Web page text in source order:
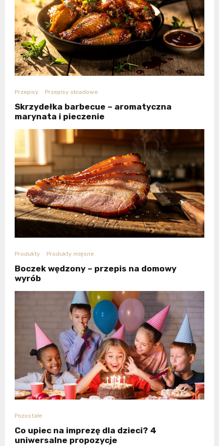
Przepisy Przepisy obiadowe
Skrzydełka barbecue – aromatyczna
marynata i pieczenie
Produkty Produkty mięsne
Boczek wędzony – przepis na domowy
wyrób
Pozostałe
Co upiec na imprezę dla dzieci? 4
uniwersalne propozycje